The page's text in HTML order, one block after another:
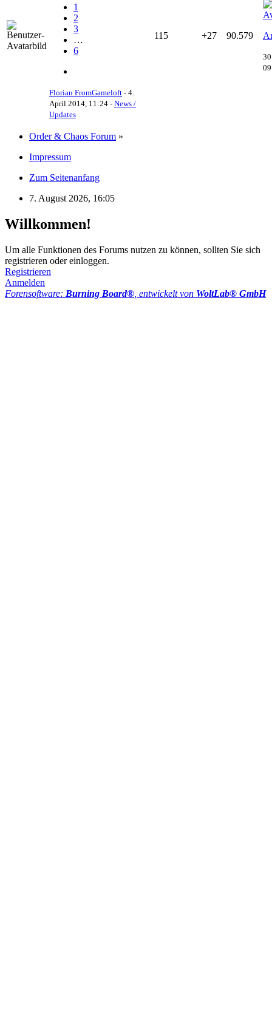
1
2
3
…
6
Florian FromGameloft - 4.
April 2014, 11:24 - News /
Updates
115 +27 90.579
Order & Chaos Forum »
Impressum
Zum Seitenanfang
7. August 2026, 16:05
Willkommen!
Um alle Funktionen des Forums nutzen zu können, sollten Sie sich
registrieren oder einloggen.
Registrieren
Anmelden
Forensoftware: Burning Board® , entwickelt von WoltLab® GmbH